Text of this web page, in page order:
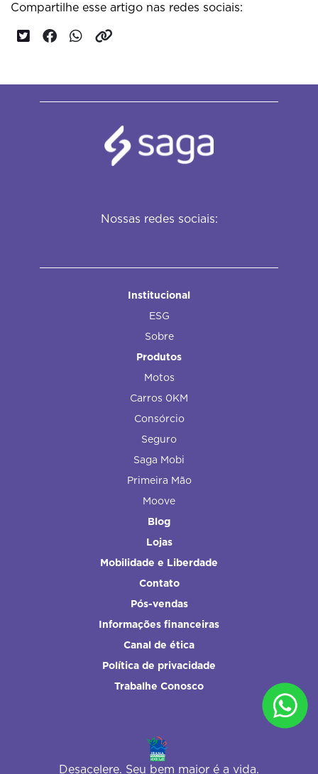
Compartilhe esse artigo nas redes sociais:
Nossas redes sociais:
Institucional
ESG
Sobre
Produtos
Motos
Carros 0KM
Consórcio
Seguro
Saga Mobi
Primeira Mão
Moove
Blog
Lojas
Mobilidade e Liberdade
Contato
Pós-vendas
Informações financeiras
Canal de ética
Política de privacidade
Trabalhe Conosco
Desacelere. Seu bem maior é a vida.